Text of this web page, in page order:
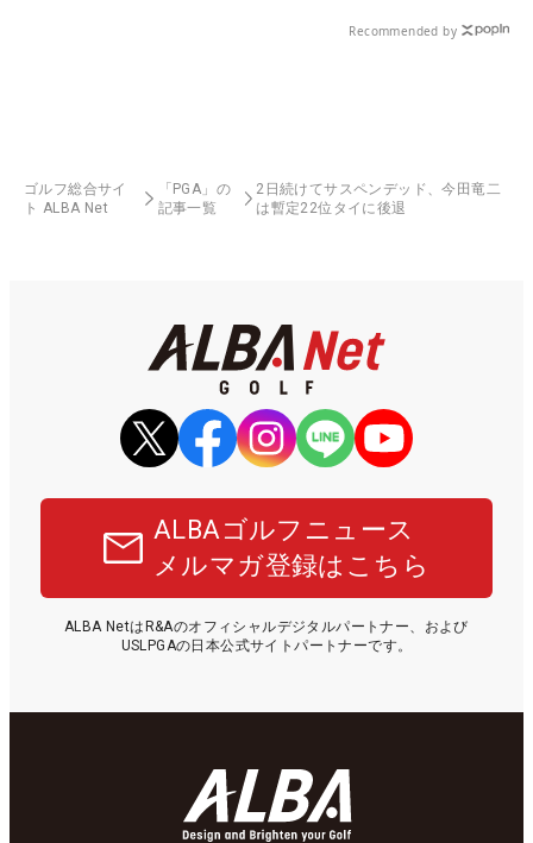
Recommended by
ゴルフ総合サイ
ト ALBA Net
「PGA」の
記事一覧
2日続けてサスペンデッド、今田竜二
は暫定22位タイに後退
ALBAゴルフニュース
メルマガ登録はこちら
ALBA NetはR&Aのオフィシャルデジタルパートナー、および
USLPGAの日本公式サイトパートナーです。